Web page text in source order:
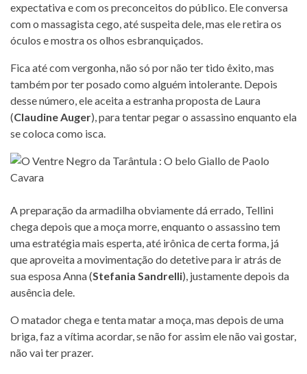
expectativa e com os preconceitos do público. Ele conversa
com o massagista cego, até suspeita dele, mas ele retira os
óculos e mostra os olhos esbranquiçados.
Fica até com vergonha, não só por não ter tido êxito, mas
também por ter posado como alguém intolerante. Depois
desse número, ele aceita a estranha proposta de Laura
(Claudine Auger), para tentar pegar o assassino enquanto ela
se coloca como isca.
A preparação da armadilha obviamente dá errado, Tellini
chega depois que a moça morre, enquanto o assassino tem
uma estratégia mais esperta, até irônica de certa forma, já
que aproveita a movimentação do detetive para ir atrás de
sua esposa Anna (Stefania Sandrelli), justamente depois da
ausência dele.
O matador chega e tenta matar a moça, mas depois de uma
briga, faz a vítima acordar, se não for assim ele não vai gostar,
não vai ter prazer.